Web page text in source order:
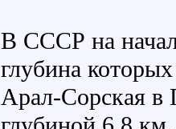
В СССР на
глубина
Арал-Сорская в